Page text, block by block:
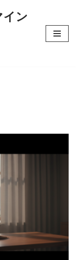
イン